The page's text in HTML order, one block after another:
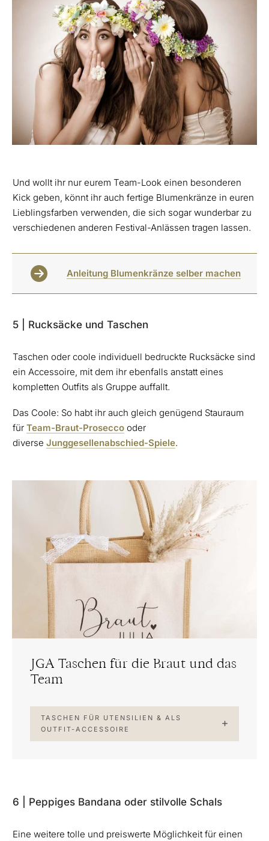
Und wollt ihr nur eurem Team-Look einen besonderen
Kick geben, könnt ihr auch fertige Blumenkränze in euren
Lieblingsfarben verwenden, die sich sogar wunderbar zu
verschiedenen anderen Festival-Anlässen tragen lassen.
Anleitung Blumenkränze selber machen
5 | Rucksäcke und Taschen
Taschen oder coole individuell bedruckte Rucksäcke sind
ein Accessoire, mit dem ihr ebenfalls anstatt eines
kompletten Outfits als Gruppe auffallt.
Das Coole: So habt ihr auch gleich genügend Stauraum
für Team-Braut-Prosecco oder
diverse Junggesellenabschied-Spiele.
JGA Taschen für die Braut und das
Team
TASCHEN FÜR UTENSILIEN & ALS
OUTFIT-ACCESSOIRE
6 | Peppiges Bandana oder stilvolle Schals
Eine weitere tolle und preiswerte Möglichkeit für einen